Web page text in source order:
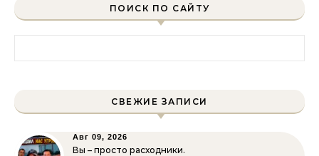
ПОИСК ПО САЙТУ
СВЕЖИЕ ЗАПИСИ
Авг 09, 2026
Вы – просто расходники.